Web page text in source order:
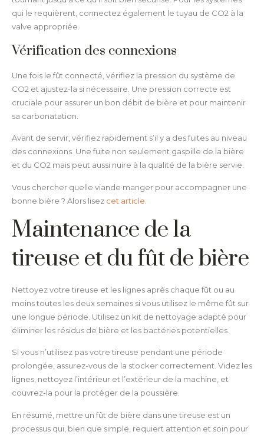
qui le requièrent, connectez également le tuyau de CO2 à la
valve appropriée.
Vérification des connexions
Une fois le fût connecté, vérifiez la pression du système de
CO2 et ajustez-la si nécessaire. Une pression correcte est
cruciale pour assurer un bon débit de bière et pour maintenir
sa carbonatation.
Avant de servir, vérifiez rapidement s’il y a des fuites au niveau
des connexions. Une fuite non seulement gaspille de la bière
et du CO2 mais peut aussi nuire à la qualité de la bière servie.
Vous chercher quelle viande manger pour accompagner une
bonne bière ? Alors lisez cet article
Maintenance de la
tireuse et du fût de bière
Nettoyez votre tireuse et les lignes après chaque fût ou au
moins toutes les deux semaines si vous utilisez le même fût sur
une longue période. Utilisez un kit de nettoyage adapté pour
éliminer les résidus de bière et les bactéries potentielles.
Si vous n’utilisez pas votre tireuse pendant une période
prolongée, assurez-vous de la stocker correctement. Videz les
lignes, nettoyez l’intérieur et l’extérieur de la machine, et
couvrez-la pour la protéger de la poussière.
En résumé, mettre un fût de bière dans une tireuse est un
processus qui, bien que simple, requiert attention et soin pour